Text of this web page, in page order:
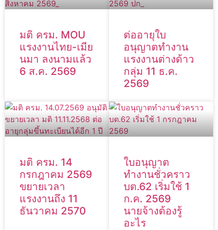
มติ ครม. MOU
แรงงานไทย-เมีย
นมา ลงนามแล้ว
6 ส.ค. 2569
ต่ออายุใบ
อนุญาตทำงาน
แรงงานต่างด้าว
กลุ่ม 11 ธ.ค.
2569
มติ ครม. 14
กรกฎาคม 2569
ขยายเวลา
แรงงานถึง 11
ธันวาคม 2570
ใบอนุญาต
ทำงานชั่วคราว
บต.62 เริ่มใช้ 1
ก.ค. 2569
นายจ้างต้องรู้
อะไร